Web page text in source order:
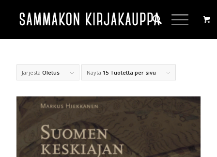
Järjestä Oletus Näytä 15 Tuotetta per sivu